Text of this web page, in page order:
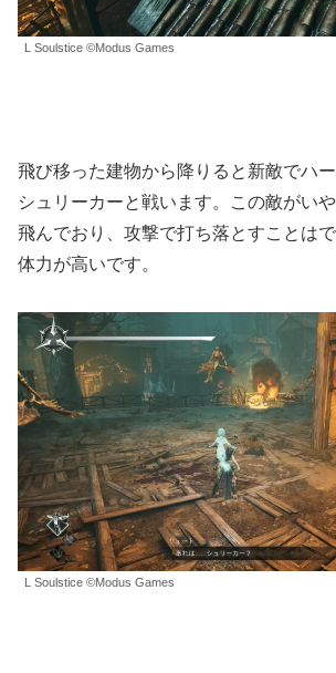
L Soulstice ©Modus Games
飛び移った建物から降りると新敵でハ
シュリーカーと戦います。この敵がい
飛んでおり、攻撃で打ち落とすことは
体力が高いです。
L Soulstice ©Modus Games